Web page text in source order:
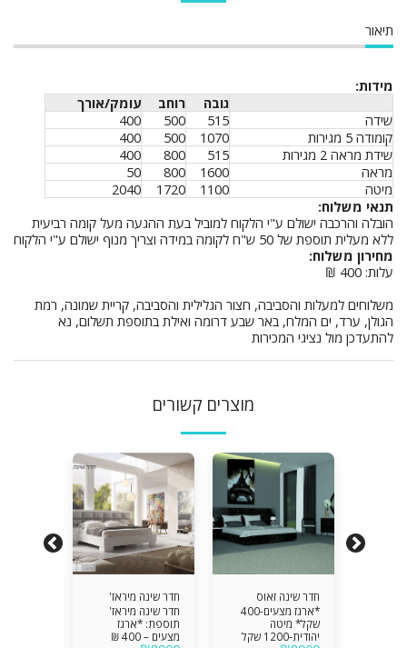
תיאור
מידות:
גובה
רוחב
עומק/אורך
שידה
515
500
400
קומודה 5 מגירות
1070
500
400
שידת מראה 2 מגירות
515
800
400
מראה
1600
800
50
מיטה
1100
1720
2040
תנאי משלוח:
הובלה והרכבה ישולם ע"י הלקוח למוביל בעת ההגעה מעל קומה רביעית
ללא מעלית תוספת של 50 ש"ח לקומה במידה וצריך מנוף ישולם ע"י הלקוח
מחירון משלוח:
עלות: 400 ₪
משלוחים למעלות והסביבה, חצור הגלילית והסביבה, קריית שמונה, רמת
הגולן, ערד, ים המלח, באר שבע דרומה ואילת בתוספת תשלום, נא
להתעדכן מול נציגי המכירות
מוצרים קשורים
חדר שינה זאוס
*ארגז מצעים-400
שקל* מיטה
יהודית-1200 שקל
חדר שינה מיראז'
חדר שינה מיראז'
תוספת: *ארגז
מצעים – 400 ₪